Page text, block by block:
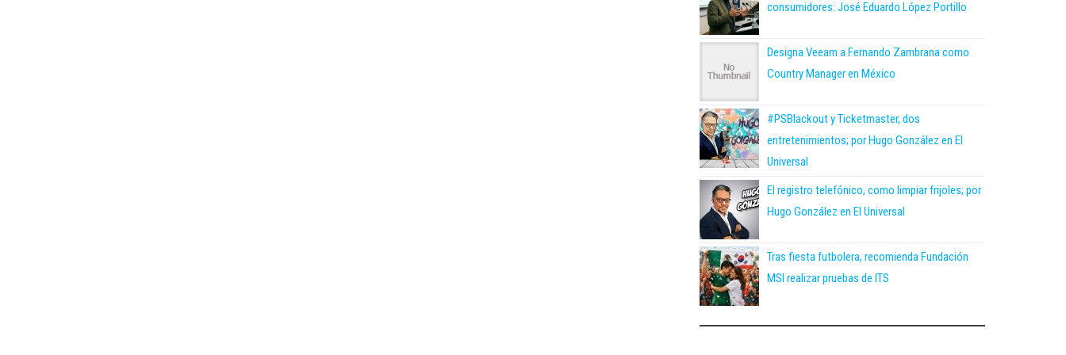
consumidores: José Eduardo López Portillo
Designa Veeam a Fernando Zambrana como
Country Manager en México
#PSBlackout y Ticketmaster, dos
entretenimientos; por Hugo González en El
Universal
El registro telefónico, como limpiar frijoles; por
Hugo González en El Universal
Tras fiesta futbolera, recomienda Fundación
MSI realizar pruebas de ITS